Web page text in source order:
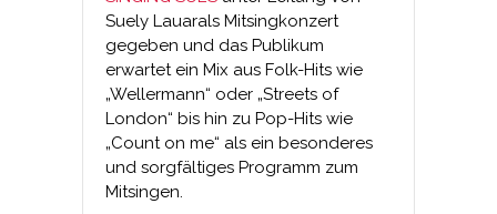
Suely Lauarals Mitsingkonzert
gegeben und das Publikum
erwartet ein Mix aus Folk-Hits wie
„Wellermann“ oder „Streets of
London“ bis hin zu Pop-Hits wie
„Count on me“ als ein besonderes
und sorgfältiges Programm zum
Mitsingen.